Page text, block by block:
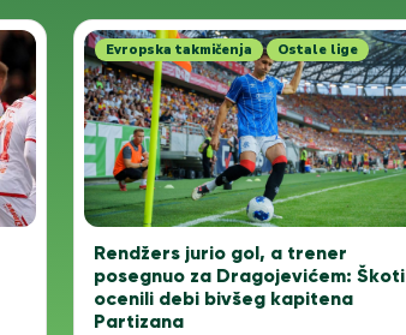
Evropska takmičenja Ostale lige
Rendžers jurio gol, a trener
posegnuo za Dragojevićem: Škoti
ocenili debi bivšeg kapitena
Partizana